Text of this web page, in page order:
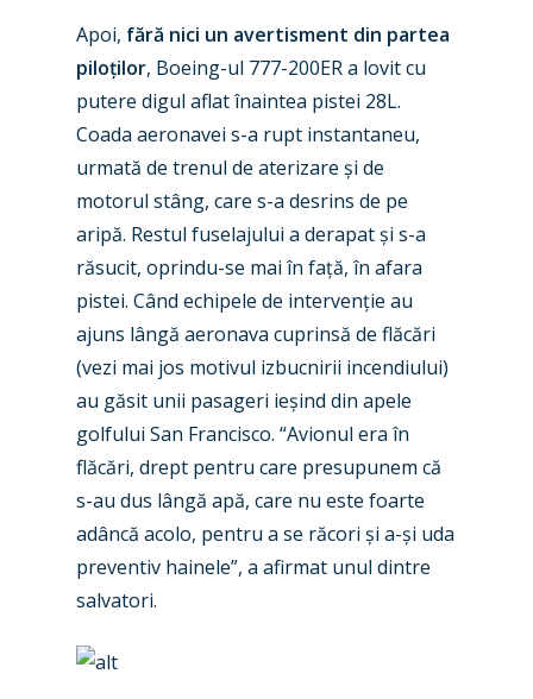
Apoi, fără nici un avertisment din partea
piloților, Boeing-ul 777-200ER a lovit cu
putere digul aflat înaintea pistei 28L.
Coada aeronavei s-a rupt instantaneu,
urmată de trenul de aterizare și de
motorul stâng, care s-a desrins de pe
aripă. Restul fuselajului a derapat și s-a
răsucit, oprindu-se mai în față, în afara
pistei. Când echipele de intervenție au
ajuns lângă aeronava cuprinsă de flăcări
(vezi mai jos motivul izbucnirii incendiului)
au găsit unii pasageri ieșind din apele
golfului San Francisco. “Avionul era în
flăcări, drept pentru care presupunem că
s-au dus lângă apă, care nu este foarte
adâncă acolo, pentru a se răcori și a-și uda
preventiv hainele”, a afirmat unul dintre
salvatori.